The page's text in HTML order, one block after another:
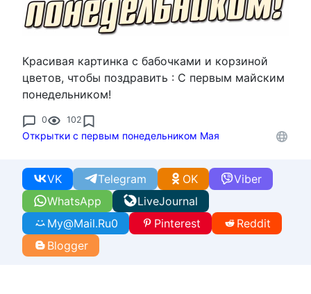
Красивая картинка с бабочками и корзиной
цветов, чтобы поздравить : С первым майским
понедельником!
0 102
Открытки с первым понедельником Мая
WhatsApp
VK Telegram Viber
OK
LiveJournal
My@Mail.Ru0 Pinterest
Reddit
Blogger